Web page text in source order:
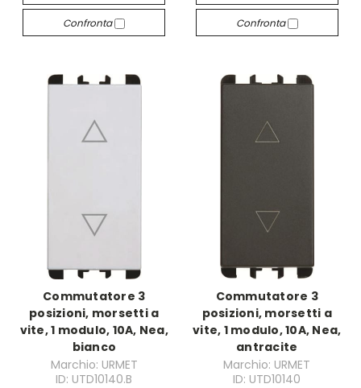
Confronta Confronta
Commutatore 3
posizioni, morsetti a
vite, 1 modulo, 10A, Nea,
bianco
Marchio: URMET
ID: UTD10140.B
Commutatore 3
posizioni, morsetti a
vite, 1 modulo, 10A, Nea,
antracite
Marchio: URMET
ID: UTD10140